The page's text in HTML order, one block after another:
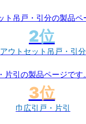
アウトセット吊戸・引分
巾広引戸・片引